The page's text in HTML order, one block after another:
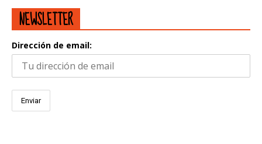
NEWSLETTER
Dirección de email: